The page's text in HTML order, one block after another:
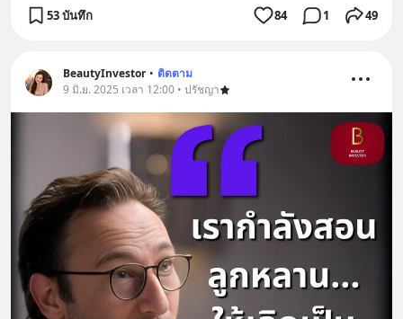
53 บันทึก 84 1 49
BeautyInvestor • ติดตาม
9 มิ.ย. 2025 เวลา 12:00 • ปรัชญา